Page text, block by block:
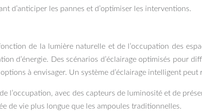
d’anticiper les pannes et d’optimiser les interventions.
de la lumière naturelle et de l’occupation des
d’énergie. Des scénarios d’éclairage optimisés pour
à envisager. Un système d’éclairage intelligent peut
l’occupation, avec des capteurs de luminosité et de
de vie plus longue que les ampoules traditionnelles.